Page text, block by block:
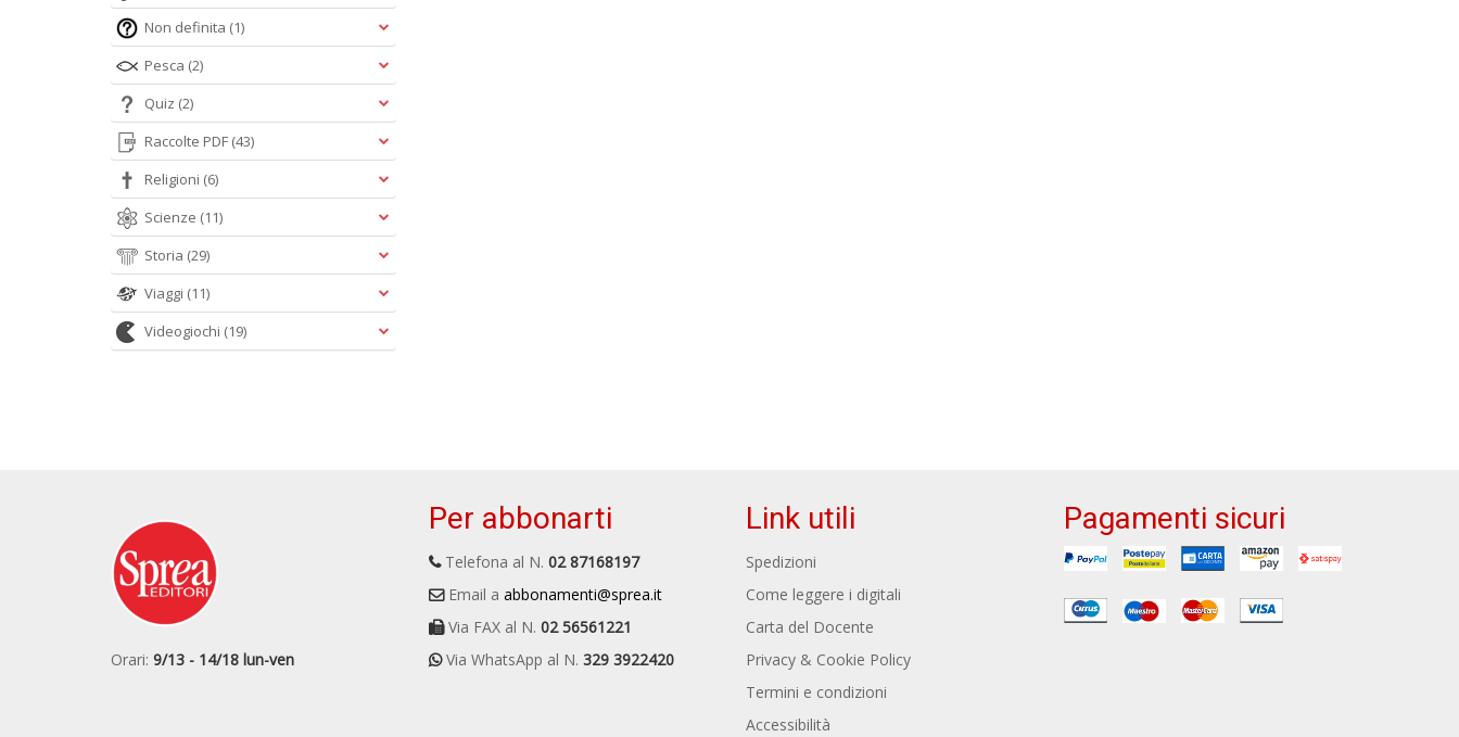
Non definita (1)
Pesca (2)
Quiz (2)
Raccolte PDF (43)
Religioni (6)
Scienze (11)
Storia (29)
Viaggi (11)
Videogiochi (19)
Orari: 9/13 - 14/18 lun-ven
Per abbonarti
Telefona al N. 02 87168197
Email a abbonamenti@sprea.it
Via FAX al N. 02 56561221
Via WhatsApp al N. 329 3922420
Link utili
Spedizioni
Come leggere i digitali
Carta del Docente
Privacy & Cookie Policy
Termini e condizioni
Accessibilità
Pagamenti sicuri